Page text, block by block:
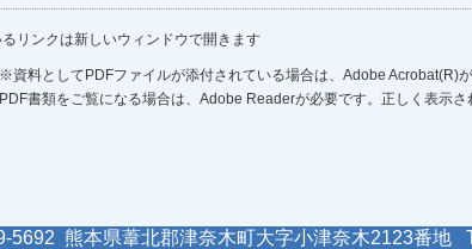
リンクは新しいウィンドウで開きます
※資料としてPDFファイルが添付されている場合は、Adobe Acrobat(R)が
PDF書類をご覧になる場合は、Adobe Readerが必要です。正しく表示
熊本県葦北郡津奈木町大字小津奈木2123番地